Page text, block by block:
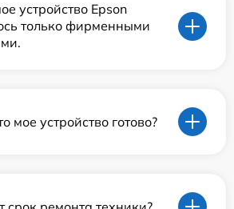
устройство Epson
только фирменными
мое устройство готово?